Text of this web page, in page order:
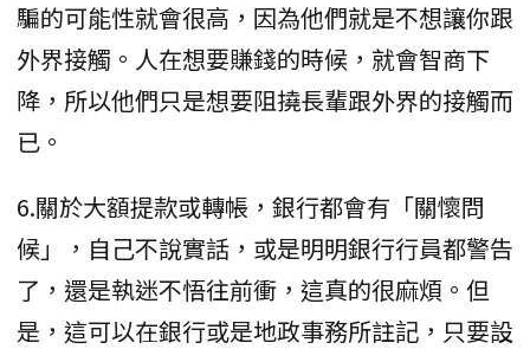
騙的可能性就會很高，因為他們就是不想讓你跟
外界接觸。人在想要賺錢的時候，就會智商下
降，所以他們只是想要阻撓長輩跟外界的接觸而
已。
6.關於大額提款或轉帳，銀行都會有「關懷問
候」，自己不說實話，或是明明銀行行員都警告
了，還是執迷不悟往前衝，這真的很麻煩。但
是，這可以在銀行或是地政事務所註記，只要設